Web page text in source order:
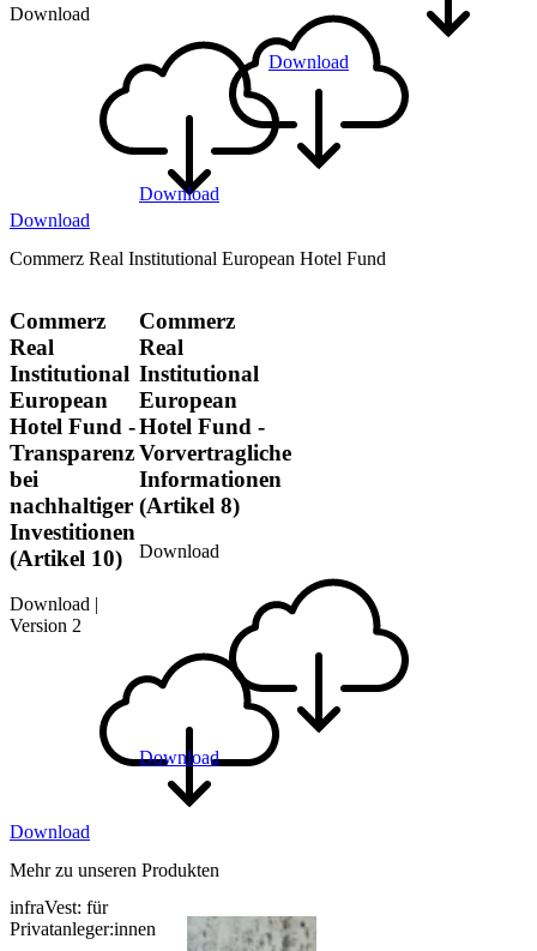
Download
Download
Download
Download
Commerz Real Institutional European Hotel Fund
Commerz
Real
Institutional
European
Hotel Fund -
Transparenz
bei
nachhaltiger
Investitionen
(Artikel 10)
Download |
Version 2
Download
Commerz
Real
Institutional
European
Hotel Fund -
Vorvertragliche
Informationen
(Artikel 8)
Download
Download
Mehr zu unseren Produkten
infraVest: für
Privatanleger:innen